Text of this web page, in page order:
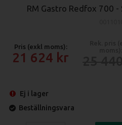
RM Gastro Redfox 700 -
Pris (exkl moms):
21 624
Ej i lager
Beställningsvara